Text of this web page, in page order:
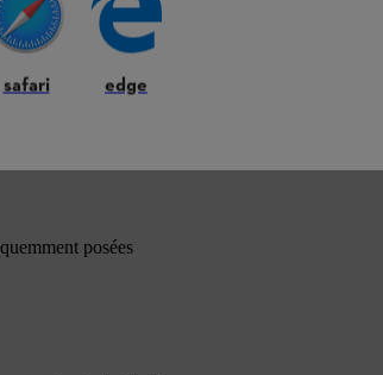
posées
safari edge